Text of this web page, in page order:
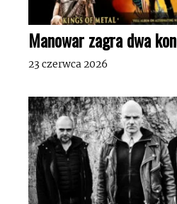
Manowar zagra dwa
23 czerwca 2026